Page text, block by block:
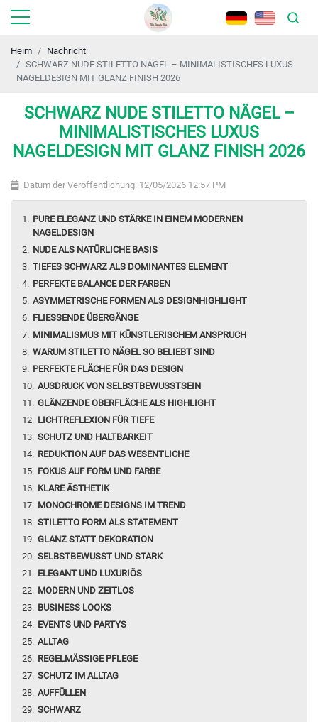
Heim
Nachricht
SCHWARZ NUDE STILETTO NÄGEL – MINIMALISTISCHES LUXUS
NAGELDESIGN MIT GLANZ FINISH 2026
SCHWARZ NUDE STILETTO NÄGEL –
MINIMALISTISCHES LUXUS
NAGELDESIGN MIT GLANZ FINISH 2026
Datum der Veröffentlichung: 12/05/2026 12:57 PM
PURE ELEGANZ UND STÄRKE IN EINEM MODERNEN
NAGELDESIGN
NUDE ALS NATÜRLICHE BASIS
TIEFES SCHWARZ ALS DOMINANTES ELEMENT
PERFEKTE BALANCE DER FARBEN
ASYMMETRISCHE FORMEN ALS DESIGNHIGHLIGHT
FLIESSENDE ÜBERGÄNGE
MINIMALISMUS MIT KÜNSTLERISCHEM ANSPRUCH
WARUM STILETTO NÄGEL SO BELIEBT SIND
PERFEKTE FLÄCHE FÜR DAS DESIGN
AUSDRUCK VON SELBSTBEWUSSTSEIN
GLÄNZENDE OBERFLÄCHE ALS HIGHLIGHT
LICHTREFLEXION FÜR TIEFE
SCHUTZ UND HALTBARKEIT
REDUKTION AUF DAS WESENTLICHE
FOKUS AUF FORM UND FARBE
KLARE ÄSTHETIK
MONOCHROME DESIGNS IM TREND
STILETTO FORM ALS STATEMENT
GLANZ STATT DEKORATION
SELBSTBEWUSST UND STARK
ELEGANT UND LUXURIÖS
MODERN UND ZEITLOS
BUSINESS LOOKS
EVENTS UND PARTYS
ALLTAG
REGELMÄSSIGE PFLEGE
SCHUTZ IM ALLTAG
AUFFÜLLEN
SCHWARZ